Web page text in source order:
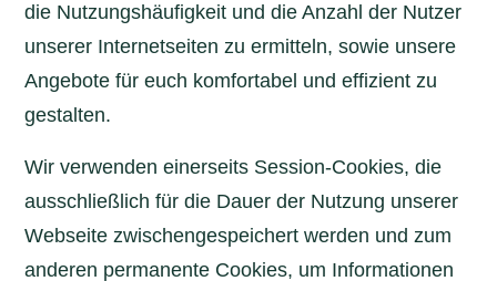
die Nutzungshäufigkeit und die Anzahl der Nutzer
unserer Internetseiten zu ermitteln, sowie unsere
Angebote für euch komfortabel und effizient zu
gestalten.
Wir verwenden einerseits Session-Cookies, die
ausschließlich für die Dauer der Nutzung unserer
Webseite zwischengespeichert werden und zum
anderen permanente Cookies, um Informationen